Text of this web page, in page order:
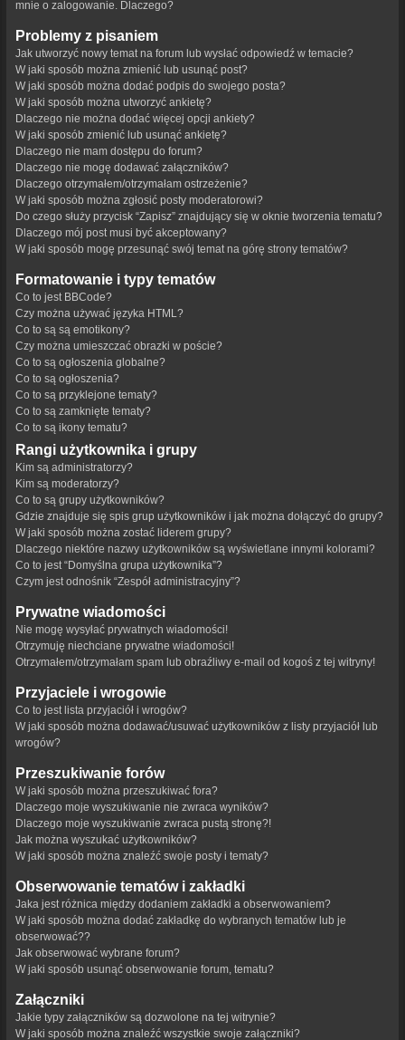
mnie o zalogowanie. Dlaczego?
Problemy z pisaniem
Jak utworzyć nowy temat na forum lub wysłać odpowiedź w temacie?
W jaki sposób można zmienić lub usunąć post?
W jaki sposób można dodać podpis do swojego posta?
W jaki sposób można utworzyć ankietę?
Dlaczego nie można dodać więcej opcji ankiety?
W jaki sposób zmienić lub usunąć ankietę?
Dlaczego nie mam dostępu do forum?
Dlaczego nie mogę dodawać załączników?
Dlaczego otrzymałem/otrzymałam ostrzeżenie?
W jaki sposób można zgłosić posty moderatorowi?
Do czego służy przycisk “Zapisz” znajdujący się w oknie tworzenia tematu?
Dlaczego mój post musi być akceptowany?
W jaki sposób mogę przesunąć swój temat na górę strony tematów?
Formatowanie i typy tematów
Co to jest BBCode?
Czy można używać języka HTML?
Co to są są emotikony?
Czy można umieszczać obrazki w poście?
Co to są ogłoszenia globalne?
Co to są ogłoszenia?
Co to są przyklejone tematy?
Co to są zamknięte tematy?
Co to są ikony tematu?
Rangi użytkownika i grupy
Kim są administratorzy?
Kim są moderatorzy?
Co to są grupy użytkowników?
Gdzie znajduje się spis grup użytkowników i jak można dołączyć do grupy?
W jaki sposób można zostać liderem grupy?
Dlaczego niektóre nazwy użytkowników są wyświetlane innymi kolorami?
Co to jest “Domyślna grupa użytkownika”?
Czym jest odnośnik “Zespół administracyjny”?
Prywatne wiadomości
Nie mogę wysyłać prywatnych wiadomości!
Otrzymuję niechciane prywatne wiadomości!
Otrzymałem/otrzymałam spam lub obraźliwy e-mail od kogoś z tej witryny!
Przyjaciele i wrogowie
Co to jest lista przyjaciół i wrogów?
W jaki sposób można dodawać/usuwać użytkowników z listy przyjaciół lub
wrogów?
Przeszukiwanie forów
W jaki sposób można przeszukiwać fora?
Dlaczego moje wyszukiwanie nie zwraca wyników?
Dlaczego moje wyszukiwanie zwraca pustą stronę?!
Jak można wyszukać użytkowników?
W jaki sposób można znaleźć swoje posty i tematy?
Obserwowanie tematów i zakładki
Jaka jest różnica między dodaniem zakładki a obserwowaniem?
W jaki sposób można dodać zakładkę do wybranych tematów lub je
obserwować??
Jak obserwować wybrane forum?
W jaki sposób usunąć obserwowanie forum, tematu?
Załączniki
Jakie typy załączników są dozwolone na tej witrynie?
W jaki sposób można znaleźć wszystkie swoje załączniki?